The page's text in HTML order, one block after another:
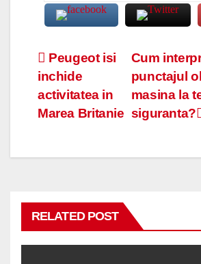
Navigare
în
articole
Cum
punctajul
masina la
siguranta?
Peugeot isi
inchide
activitatea in
Marea Britanie
RELATED POST